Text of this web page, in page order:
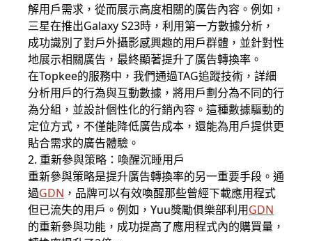
解用戶需求，從而展示高度相關的廣告內容。例如，
三星在推出Galaxy S23時，利用第一方數據分析，
成功識別了對戶外攝影感興趣的用戶群體，並針對性
地展示相關廣告，最終顯著提升了廣告轉換率。
在Topkee的服務中，我們通過TAG追蹤技術，詳細
分析用戶的行為與互動數據，將用戶劃分為不同的行
為分組，並設計個性化的行銷內容。這種數據驅動的
定位方式，不僅能降低廣告成本，還能為用戶提供更
貼合需求的廣告體驗。
2. 重新參與策略：喚醒沉睡用戶
重新參與策略是提升廣告轉換率的另一重要手段。通
過GDN ，品牌可以有效喚醒那些曾經下載應用程式
但已流失的用戶。例如，Yuu獎勵俱樂部利用GDN
的重新參與功能，成功提高了應用程式內的購買量，